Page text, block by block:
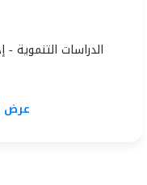
الدراسات التنموية -
عرض